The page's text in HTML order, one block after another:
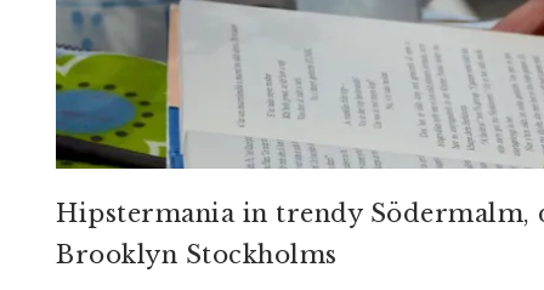
Hipstermania in trendy Södermalm,
Brooklyn Stockholms